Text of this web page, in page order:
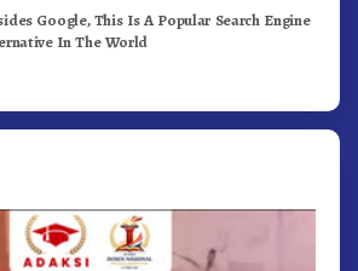
Google, This Is A Popular Search Engine
In The World